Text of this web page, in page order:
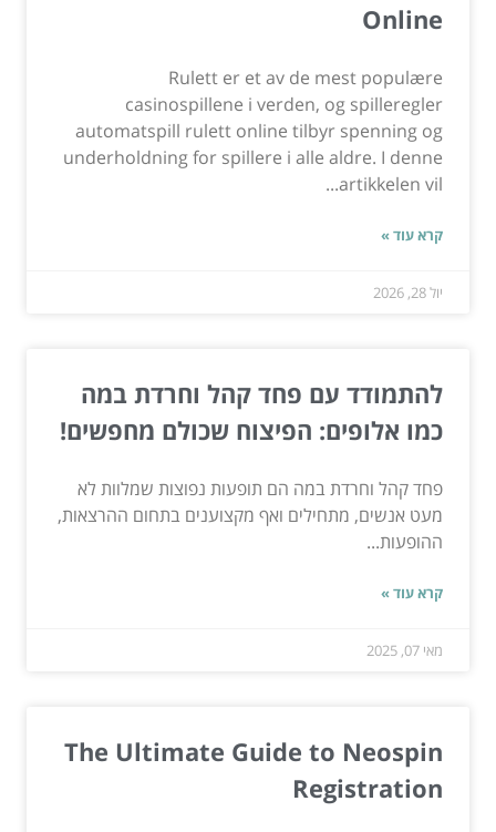
Online
Rulett er et av de mest populære
casinospillene i verden, og spilleregler
automatspill rulett online tilbyr spenning og
underholdning for spillere i alle aldre. I denne
artikkelen vil...
קרא עוד »
יול 28, 2026
להתמודד עם פחד קהל וחרדת במה
כמו אלופים: הפיצוח שכולם מחפשים!
פחד קהל וחרדת במה הם תופעות נפוצות שמלוות לא
מעט אנשים, מתחילים ואף מקצוענים בתחום ההרצאות,
ההופעות...
קרא עוד »
מאי 07, 2025
The Ultimate Guide to Neospin
Registration